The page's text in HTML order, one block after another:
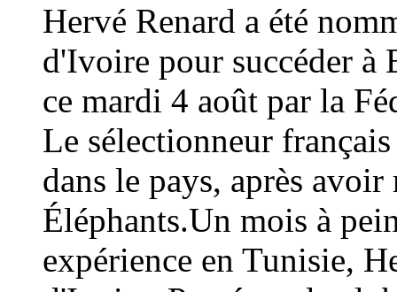
Hervé Renard a été
d'Ivoire pour succéder à
ce mardi 4 août par la
Le sélectionneur
dans le pays, après
Éléphants.Un mois à
expérience en Tunisie,